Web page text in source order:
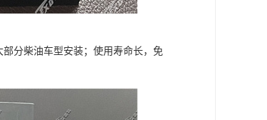
分柴油车型安装；使用寿命长，免